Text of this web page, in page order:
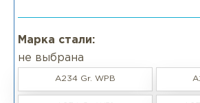
Марка стали:
не выбрана
A234 Gr. WPB